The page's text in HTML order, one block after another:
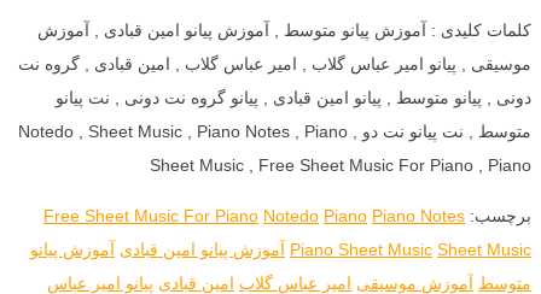
کلمات کلیدی : آموزش پیانو متوسط , آموزش پیانو امین قبادی , آموزش
موسیقی , پیانو امیر عباس گلاب , امیر عباس گلاب , امین قبادی , گروه نت
دونی , پیانو متوسط , پیانو امین قبادی , پیانو گروه نت دونی , نت پیانو
متوسط , نت پیانو نت دو , Notedo , Sheet Music , Piano Notes , Piano
Sheet Music , Free Sheet Music For Piano , Piano
برچسب: Free Sheet Music For Piano Notedo Piano Piano Notes
Piano Sheet Music Sheet Music آموزش پیانو امین قبادی آموزش پیانو
متوسط آموزش موسیقی امیر عباس گلاب امین قبادی پیانو امیر عباس